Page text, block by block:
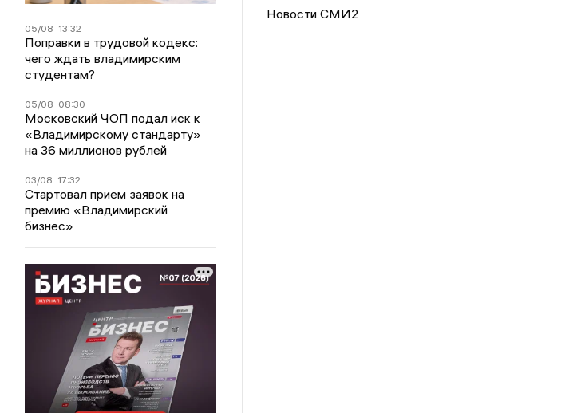
05/08 13:32
Поправки в трудовой кодекс:
чего ждать владимирским
студентам?
05/08 08:30
Московский ЧОП подал иск к
«Владимирскому стандарту»
на 36 миллионов рублей
03/08 17:32
Стартовал прием заявок на
премию «Владимирский
бизнес»
Новости СМИ2